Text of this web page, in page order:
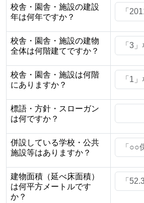
校舎・園舎・施設の建設
年は何年ですか？
校舎・園舎・施設の建物
全体は何階建てですか？
校舎・園舎・施設は何階
にありますか？
標語・方針・スローガン
は何ですか？
併設している学校・公共
施設等はありますか？
建物面積（延べ床面積）
は何平方メートルです
か？